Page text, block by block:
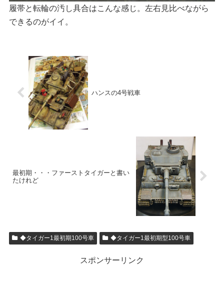
履帯と転輪の汚し具合はこんな感じ。左右見比べながら
できるのがイイ。
ハンスの4号戦車
最初期・・・ファーストタイガーと書い
たけれど
◆タイガー1最初期100号車 ◆タイガー1最初期型100号車
スポンサーリンク